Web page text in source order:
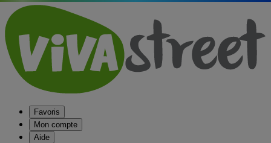
Favoris
Mon compte
Aide